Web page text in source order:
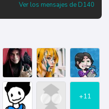
Ver los mensajes de D140
+11